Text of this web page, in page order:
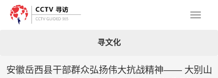
寻文化
安徽岳西县干部群众弘扬伟大抗战精神—— 大别山